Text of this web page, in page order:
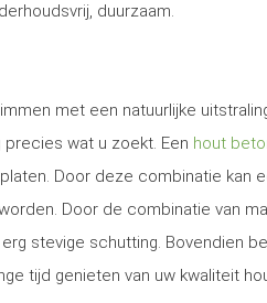
duurzaam.
met een natuurlijke
wat u zoekt. Een hout
Door deze combinatie kan
Door de combinatie van
stevige schutting. Bovendien
tijd genieten van uw kwaliteit